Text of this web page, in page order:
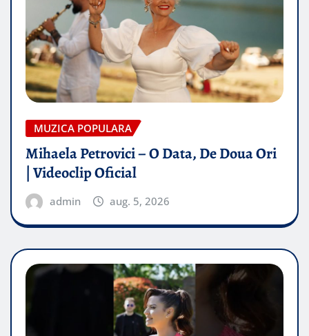
MUZICA POPULARA
Mihaela Petrovici – O Data, De Doua Ori
| Videoclip Oficial
admin aug. 5, 2026